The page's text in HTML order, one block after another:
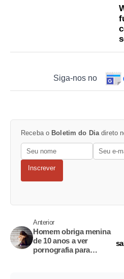
Siga-nos no
Receba o Boletim do Dia direto
Inscrever
Anterior
Homem obriga menina
de 10 anos a ver
pornografia para